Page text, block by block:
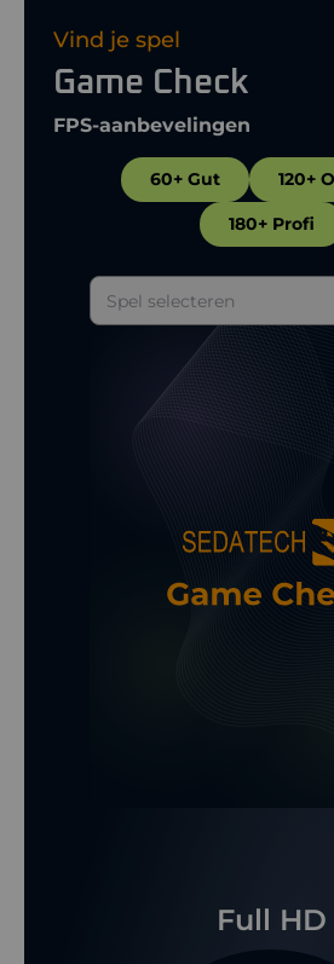
Vind je spel
Game Check
FPS-aanbevelingen
60+ Gut 120+
180+ Profi
Full HD